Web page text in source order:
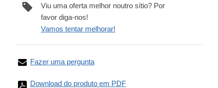
Viu uma oferta melhor noutro sítio? Por
favor diga-nos!
Vamos tentar melhorar!
Fazer uma pergunta
Download do produto em PDF